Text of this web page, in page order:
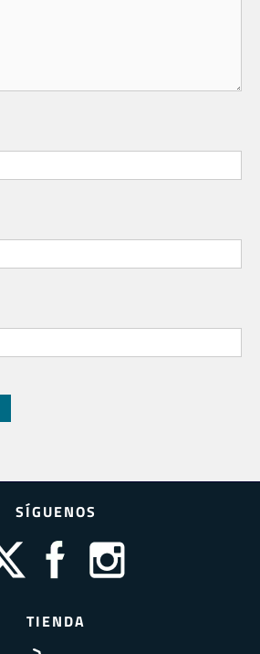
SÍGUENOS
TIENDA